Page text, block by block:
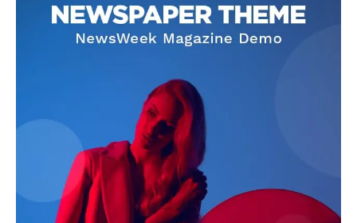
AIN NEWS 1
Contact Us
Privacy Policy
Terms of Use Agreement